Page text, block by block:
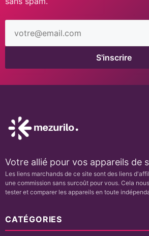
email
S'inscrire
Votre allié pour vos appareils de
Les liens marchands de ce site sont des liens
une commission sans surcoût pour vous. Cela
tester et comparer les appareils en toute
CATÉGORIES